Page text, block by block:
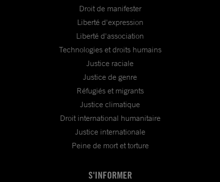
Droit de manifester
Liberté d'expression
Liberté d'association
Technologies et droits humains
Justice raciale
Justice de genre
Réfugiés et migrants
Justice climatique
Droit international humanitaire
Justice internationale
Peine de mort et torture
S'INFORMER